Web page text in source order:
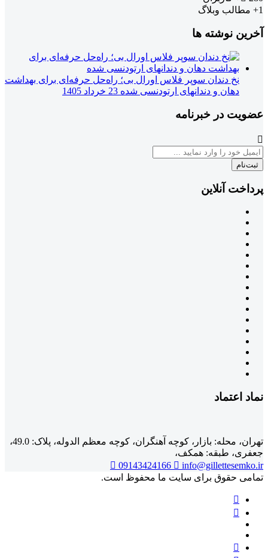
1+
مطالب وبلاگ
آخرین نوشته ها
نخ دندان سوپر فلاس اورال بی؛ راه‌حل حرفه‌ای برای بهداشت
دهان و دندانهای ارتودنسی شده 23 خرداد 1405
عضویت در خبرنامه
ثبت‌نام
پرداخت آنلاین
نماد اعتماد
تهران، محله: بازار، کوچه آهنگران، کوچه معظم الدوله، پلاک: 49.0،
جعفری، طبقه: همکف،
09143424166
info@gillettesemko.ir
تمامی حقوق برای سایت ما محفوظ است.